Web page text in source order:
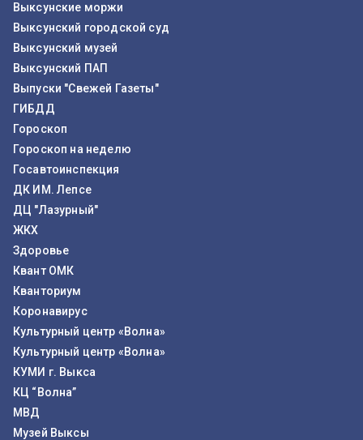
Выксунские моржи
Выксунский городской суд
Выксунский музей
Выксунский ПАП
Выпуски "Свежей Газеты"
ГИБДД
Гороскоп
Гороскоп на неделю
Госавтоинспекция
ДК ИМ. Лепсе
ДЦ "Лазурный"
ЖКХ
Здоровье
Квант ОМК
Кванториум
Коронавирус
Культурный центр «Волна»
Культурный центр «Волна»
КУМИ г. Выкса
КЦ “Волна”
МВД
Музей Выксы